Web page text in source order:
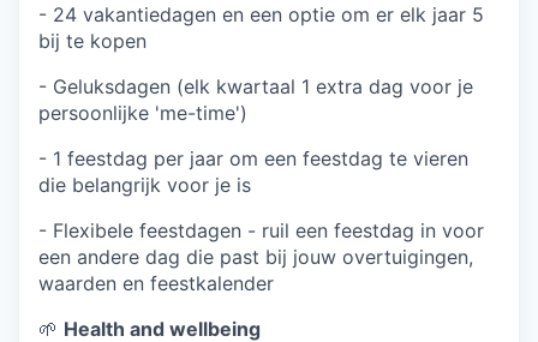
- 24 vakantiedagen en een optie om er elk jaar 5
bij te kopen
- Geluksdagen (elk kwartaal 1 extra dag voor je
persoonlijke 'me-time')
- 1 feestdag per jaar om een feestdag te vieren
die belangrijk voor je is
- Flexibele feestdagen - ruil een feestdag in voor
een andere dag die past bij jouw overtuigingen,
waarden en feestkalender
🌱 Health and wellbeing